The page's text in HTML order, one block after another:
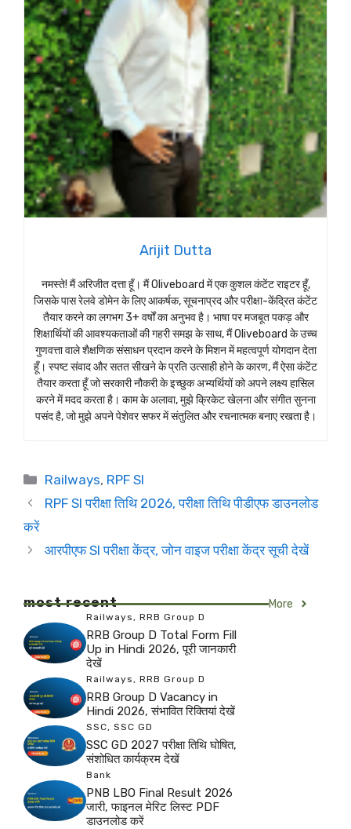
Arijit Dutta
नमस्ते! मैं अरिजीत दत्ता हूँ। मैं Oliveboard में एक कुशल कंटेंट राइटर हूँ,
जिसके पास रेलवे डोमेन के लिए आकर्षक, सूचनाप्रद और परीक्षा-केंद्रित कंटेंट
तैयार करने का लगभग 3+ वर्षों का अनुभव है। भाषा पर मजबूत पकड़ और
शिक्षार्थियों की आवश्यकताओं की गहरी समझ के साथ, मैं Oliveboard के उच्च
गुणवत्ता वाले शैक्षणिक संसाधन प्रदान करने के मिशन में महत्वपूर्ण योगदान देता
हूँ। स्पष्ट संवाद और सतत सीखने के प्रति उत्साही होने के कारण, मैं ऐसा कंटेंट
तैयार करता हूँ जो सरकारी नौकरी के इच्छुक अभ्यर्थियों को अपने लक्ष्य हासिल
करने में मदद करता है। काम के अलावा, मुझे क्रिकेट खेलना और संगीत सुनना
पसंद है, जो मुझे अपने पेशेवर सफर में संतुलित और रचनात्मक बनाए रखता है।
Categories
Railways, RPF SI
RPF SI परीक्षा तिथि 2026, परीक्षा तिथि पीडीएफ डाउनलोड
करें
आरपीएफ SI परीक्षा केंद्र, जोन वाइज परीक्षा केंद्र सूची देखें
most recent More
Railways , RRB Group D
RRB Group D Total Form Fill
Up in Hindi 2026, पूरी जानकारी
देखें
Railways , RRB Group D
RRB Group D Vacancy in
Hindi 2026, संभावित रिक्तियां देखें
SSC, SSC GD
SSC GD 2027 परीक्षा तिथि घोषित,
संशोधित कार्यक्रम देखें
Bank
PNB LBO Final Result 2026
जारी, फाइनल मेरिट लिस्ट PDF
डाउनलोड करें